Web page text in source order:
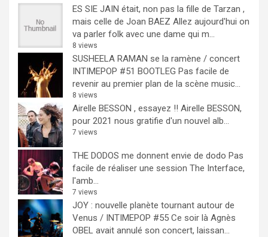
ES SIE JAIN était, non pas la fille de Tarzan ,
mais celle de Joan BAEZ Allez aujourd'hui on
va parler folk avec une dame qui m...
8 views
SUSHEELA RAMAN se la ramène / concert
INTIMEPOP #51 BOOTLEG Pas facile de
revenir au premier plan de la scène music...
8 views
Airelle BESSON , essayez !! Airelle BESSON,
pour 2021 nous gratifie d'un nouvel alb...
7 views
THE DODOS me donnent envie de dodo Pas
facile de réaliser une session The Interface,
l'amb...
7 views
JOY : nouvelle planète tournant autour de
Venus / INTIMEPOP #55 Ce soir là Agnès
OBEL avait annulé son concert, laissan...